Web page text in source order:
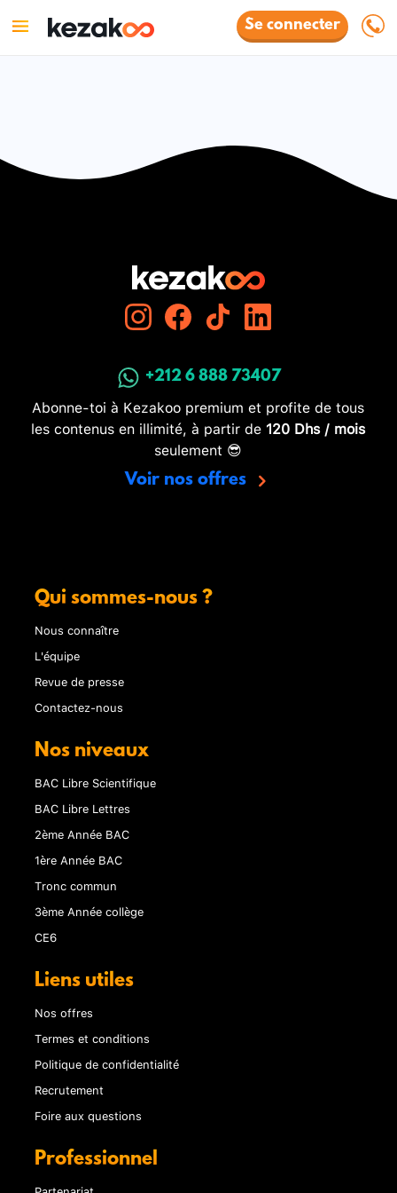
Se connecter
+212 6 888 73407
Abonne-toi à Kezakoo premium et profite de tous
les contenus en illimité, à partir de 120 Dhs / mois
seulement 😎
Voir nos offres
Qui sommes-nous ?
Nous connaître
L'équipe
Revue de presse
Contactez-nous
Nos niveaux
BAC Libre Scientifique
BAC Libre Lettres
2ème Année BAC
1ère Année BAC
Tronc commun
3ème Année collège
CE6
Liens utiles
Nos offres
Termes et conditions
Politique de confidentialité
Recrutement
Foire aux questions
Professionnel